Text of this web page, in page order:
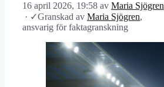
16 april 2026, 19:58 av Maria Sjögren
· ✓Granskad av Maria Sjögren,
ansvarig för faktagranskning